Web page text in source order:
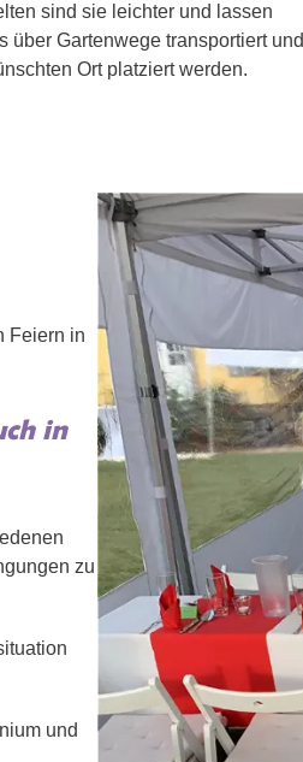
sind sie leichter und lassen
über Gartenwege transportiert und
Ort platziert werden.
Feiern in
in
zu
und